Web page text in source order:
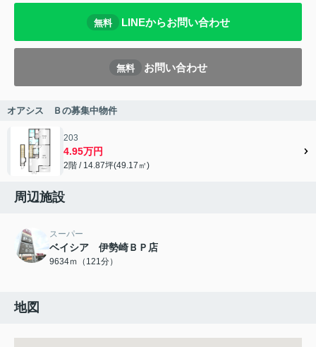
無料 LINEからお問い合わせ
無料 お問い合わせ
オアシス Ｂの募集中物件
203
4.95万円
2階 / 14.87坪(49.17㎡)
周辺施設
スーパー
ベイシア 伊勢崎ＢＰ店
9634ｍ（121分）
地図